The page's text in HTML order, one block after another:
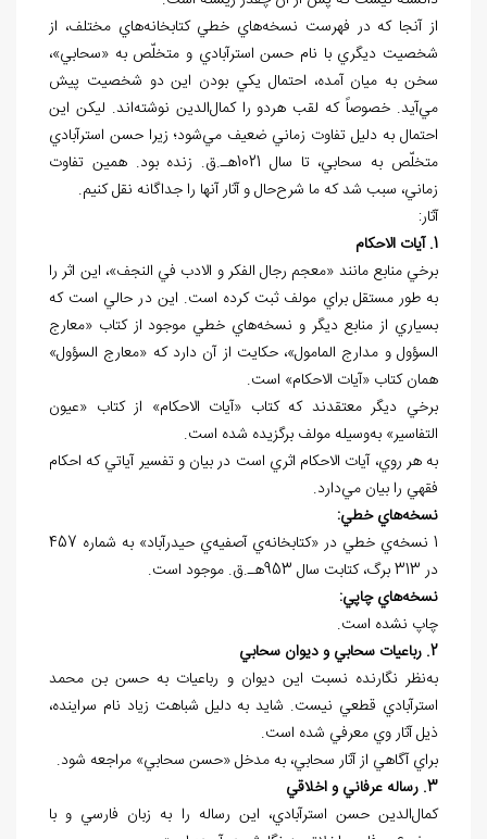
از آنجا که در فهرست⁮ نسخه‌⁮هاي خطي کتابخانه‌هاي مختلف، از
شخصيت ديگري با نام حسن استرآبادي و متخلّص به «سحابي»،
سخن به ميان آمده، احتمال يکي بودن اين دو شخصيت پيش
مي‌آيد. خصوصاً که لقب هردو را کمال‌الدين نوشته‌اند. ليکن اين
احتمال به دليل تفاوت زماني ضعيف مي‌شود؛ زيرا حسن استرآبادي
متخلّص به سحابي، تا سال 1021هـ.ق. زنده بود. همين تفاوت
زماني، سبب شد که ما شرح‌حال و آثار آنها را جداگانه نقل کنيم.
آثار:
1. آيات الاحکام
برخي منابع مانند «معجم رجال الفکر و الادب في النجف»، اين اثر را
به طور مستقل براي مولف ثبت کرده است. اين در حالي است که
بسياري از منابع ديگر و نسخه⁮‌هاي خطي موجود از کتاب «معارج
السؤول و مدارج المامول»، حکايت از آن دارد که «معارج السؤول»
همان کتاب «آيات الاحکام» است.
برخي ديگر معتقدند که کتاب «آيات الاحکام» از کتاب «عيون
التفاسير» به‌وسيله مولف برگزيده شده است.
به هر روي، آيات الاحکام اثري است در بيان و تفسير آياتي که احکام
فقهي را بيان مي‌دارد.
نسخههاي خطي:
1 نسخه‌ي خطي در «کتابخانه‌ي آصفيه‌ي حيدرآباد» به شماره 457
در 313 برگ، کتابت سال 953هـ.ق. موجود است.
نسخههاي چاپي:
چاپ نشده است.
2. رباعيات سحابي و ديوان سحابي
به‌نظر نگارنده نسبت اين ديوان و رباعيات به حسن بن محمد
استرآبادي قطعي نيست. شايد به دليل شباهت زياد نام سراينده،
ذيل آثار وي معرفي شده است.
براي آگاهي از آثار سحابي، به مدخل «حسن سحابي» مراجعه شود.
3. رساله عرفاني و اخلاقي
کمال‌الدين حسن استرآبادي، اين رساله را به زبان فارسي و با